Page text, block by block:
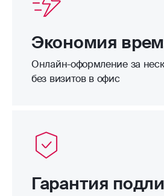
Экономия
Онлайн-оформление за
без визитов в офис
Гарантия